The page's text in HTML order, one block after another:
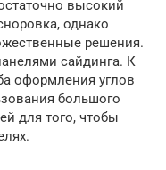
высокий
однако
решения.
сайдинга. К
оформления углов
большого
для того, чтобы